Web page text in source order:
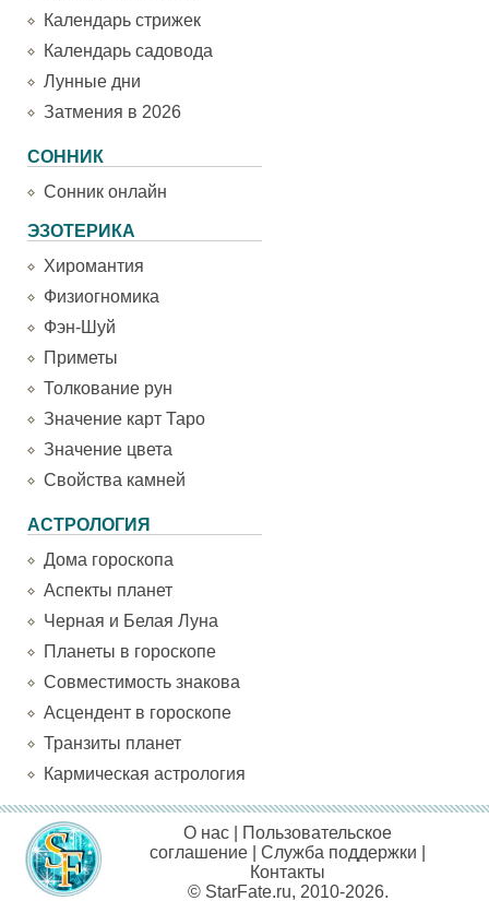
Календарь стрижек
Календарь садовода
Лунные дни
Затмения в 2026
СОННИК
Сонник онлайн
ЭЗОТЕРИКА
Хиромантия
Физиогномика
Фэн-Шуй
Приметы
Толкование рун
Значение карт Таро
Значение цвета
Свойства камней
АСТРОЛОГИЯ
Дома гороскопа
Аспекты планет
Черная и Белая Луна
Планеты в гороскопе
Совместимость знакова
Асцендент в гороскопе
Транзиты планет
Кармическая астрология
О нас
Пользовательское
соглашение |Служба поддержки
Контакты
© StarFate.ru, 2010-2026.